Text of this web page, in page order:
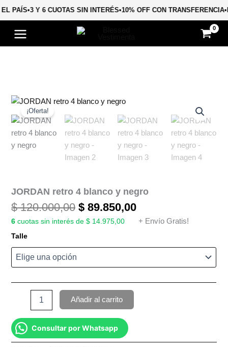
EL PAÍS•3 Y 6 CUOTAS SIN INTERÉS•10% OFF CON TRANSFERENCIA
Ir
contenido
¡Oferta!
JORDAN retro 4 blanco y negro
$120.000,00
El
original
era:
$ 120.000,00.
$ 89.850,00
actual
es:
$ 89.850,00.
6 cuotas sin interés de $ 14.975,00
+ Envío Gratis!
Talle
JORDAN
4
blanco
negro
Añadir al carrito
Consultar por Whatsapp